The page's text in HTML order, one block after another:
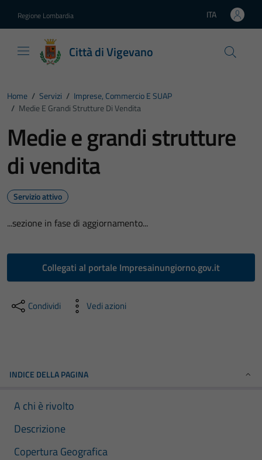
Regione Lombardia Lingua attiva:
ITA
Città di Vigevano
Home / Servizi / Imprese, Commercio E SUAP
/ Medie E Grandi Strutture Di Vendita
Medie e grandi strutture
di vendita
Servizio attivo
...sezione in fase di aggiornamento...
Collegati al portale Impresainungiorno.gov.it
Condividi Vedi azioni
INDICE DELLA PAGINA
A chi è rivolto
Descrizione
Copertura Geografica